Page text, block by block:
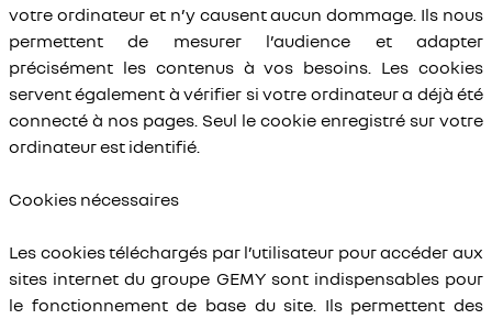
votre ordinateur et n’y causent aucun dommage. Ils nous
permettent de mesurer l’audience et adapter
précisément les contenus à vos besoins. Les cookies
servent également à vérifier si votre ordinateur a déjà été
connecté à nos pages. Seul le cookie enregistré sur votre
ordinateur est identifié.
Cookies nécessaires
Les cookies téléchargés par l’utilisateur pour accéder aux
sites internet du groupe GEMY sont indispensables pour
le fonctionnement de base du site. Ils permettent des